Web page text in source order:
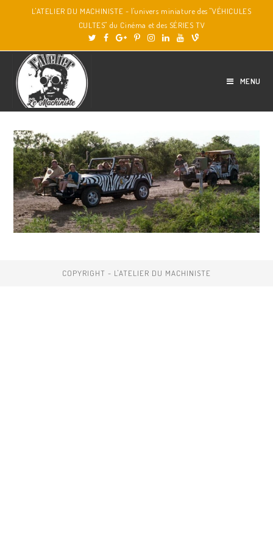
L'ATELIER DU MACHINISTE - l'univers miniature des "VÉHICULES
CULTES" du Cinéma et des SÉRIES TV
MENU
COPYRIGHT - L'ATELIER DU MACHINISTE